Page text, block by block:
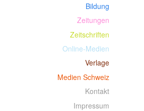
Bildung
Zeitungen
Zeitschriften
Online-Medien
Verlage
Medien Schweiz
Kontakt
Impressum